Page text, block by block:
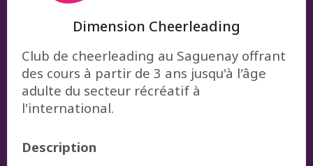
Dimension Cheerleading
Club de cheerleading au Saguenay offrant
des cours à partir de 3 ans jusqu'à l'âge
adulte du secteur récréatif à
l'international.
Description